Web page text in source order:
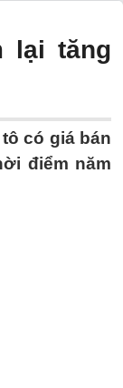
lại tăng
có giá bán
điểm năm